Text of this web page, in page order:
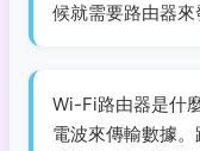
候就需要路由器來
Wi-Fi路由器是什
電波來傳輸數據